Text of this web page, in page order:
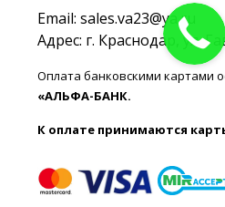
Email: sales.va23@ya.ru
Адрес: г. Краснодар, ул.
Оплата банковскими картами
«АЛЬФА-БАНК.
К оплате принимаются